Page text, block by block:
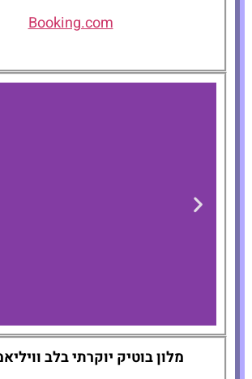
Booking.com
Wythe Hotel
מלון בוטיק יוקרתי בלב